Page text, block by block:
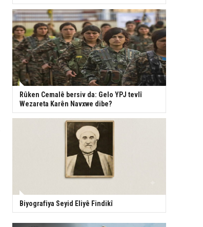
Rûken Cemalê bersiv da: Gelo YPJ tevlî
Wezareta Karên Navxwe dibe?
Biyografiya Seyid Eliyê Findikî